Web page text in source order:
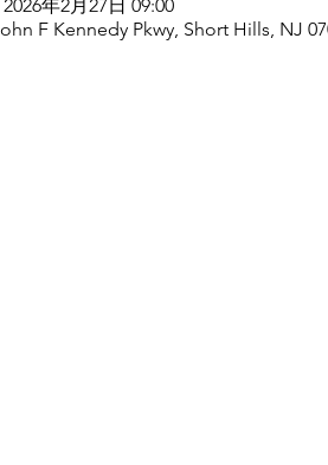
年2月27日 09:00
F Kennedy Pkwy, Short Hills, NJ